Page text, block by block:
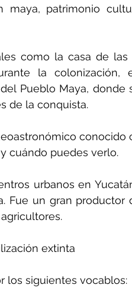
maya, patrimonio
como la casa de
la colonización,
Pueblo Maya, donde
de la conquista.
conocido
cuándo puedes verlo.
urbanos en
Fue un gran productor
extinta
los siguientes vocablos: